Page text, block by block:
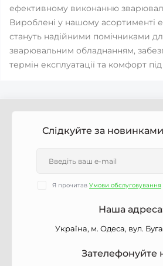
ефективному виконанню
Вироблені у нашому асортименті
стануть надійними помічниками
зварювальним обладнанням,
термін експлуатації та комфорт
Слідкуйте за
Я прочитав Умови обслуговування
Наша
Україна, м. Одеса, вул.
Зателефонуйте